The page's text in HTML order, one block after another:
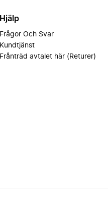
Hjälp
Frågor Och Svar
Kundtjänst
Frånträd avtalet här (Returer)